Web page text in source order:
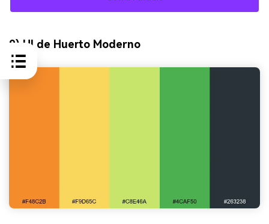
9) UI de Huerto Moderno